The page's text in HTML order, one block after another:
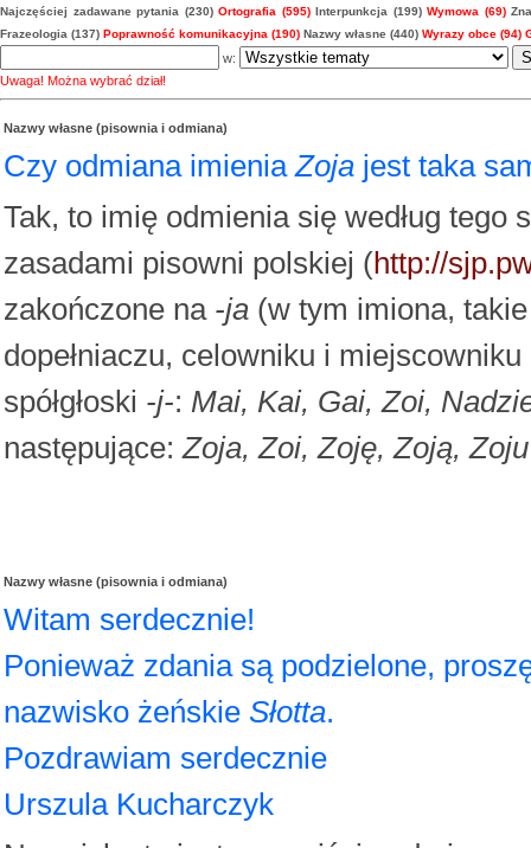
Najczęściej zadawane pytania (230) Ortografia (595) Interpunkcja (199) Wymowa (69)
Frazeologia (137) Poprawność komunikacyjna (190) Nazwy własne (440) Wyrazy obce (94)
w:
Uwaga! Można wybrać dział!
Nazwy własne (pisownia i odmiana)
Czy odmiana imieniaZoja jest taka
Tak, to imię odmienia się według
zasadami pisowni polskiej (http://
zakończone na -ja (w tym imiona,
dopełniaczu, celowniku i
spółgłoski -j-: Mai, Kai, Gai, Zoi,
następujące:Zoja, Zoi, Zoję, Zoją, Zoju
Nazwy własne (pisownia i odmiana)
Witam serdecznie!
Ponieważ zdania są podzielone,
nazwisko żeńskie Słotta.
Pozdrawiam serdecznie
Urszula Kucharczyk